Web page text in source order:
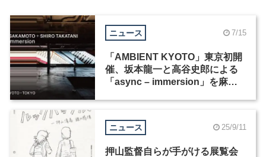
ニュース 7/15
「AMBIENT KYOTO」東京初開
催、坂本龍一と高谷史郎による
「async – immersion」を麻布
ニュース 25/9/11
押山監督自らが手がける展覧会